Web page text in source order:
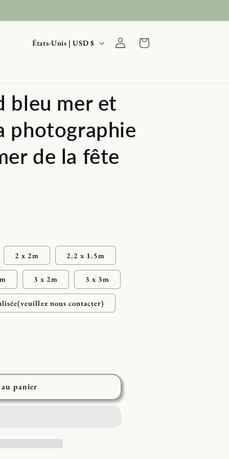
P
/
r
é
g
États-Unis | USD $ Connexion Panier
bleu mer et
photographie
de la fête
2 x 2m 2.2 x 1.5m
3 x 2m 3 x 3m
nous contacter)
panier